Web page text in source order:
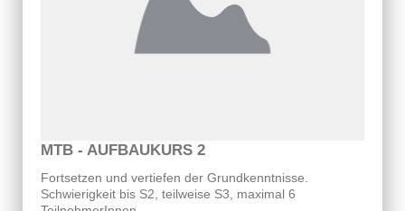
MTB - AUFBAUKURS 2
Fortsetzen und vertiefen der Grundkenntnisse.
Schwierigkeit bis S2, teilweise S3, maximal 6